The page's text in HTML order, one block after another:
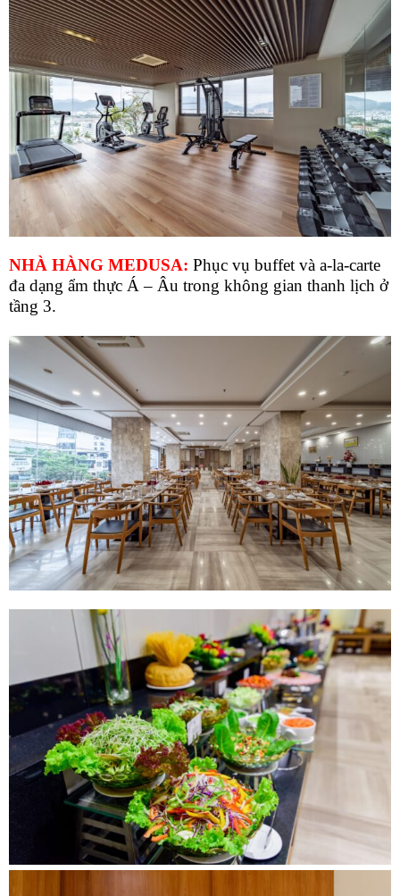
NHÀ HÀNG MEDUSA: Phục vụ buffet và a‑la‑carte
đa dạng ẩm thực Á – Âu trong không gian thanh lịch ở
tầng 3.